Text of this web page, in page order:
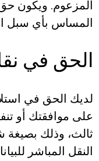
المزعوم. ويكون
المساس بأي سبل
الحق في
لديك الحق في استلام
على موافقتك أو
ثالث، وذلك بصيغة
النقل المباشر